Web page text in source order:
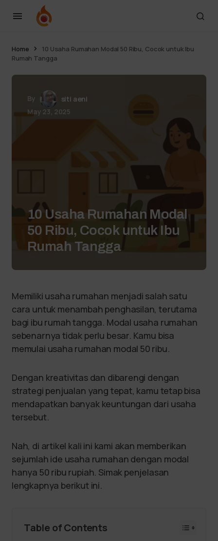
Home
10 Usaha Rumahan Modal 50 Ribu, Cocok untuk Ibu
Rumah Tangga
By
siti aeni
May 23, 2025
10 Usaha Rumahan Modal
50 Ribu, Cocok untuk Ibu
Rumah Tangga
Memiliki usaha rumahan menjadi salah satu
cara untuk menambah penghasilan, terutama
bagi ibu rumah tangga. Modal usaha rumahan
sebenarnya tidak perlu besar. Kamu bisa
memulai usaha rumahan modal 50 ribu.
Dengan kreativitas dan dibarengi dengan
strategi penjualan yang tepat, kamu tetap bisa
mendapatkan banyak keuntungan dari usaha
tersebut.
Nah, di artikel kali ini kami akan memberikan
sejumlah ide usaha rumahan dengan modal
hanya 50 ribu rupiah. Simak penjelasan
lengkapnya berikut ini.
Table of Contents